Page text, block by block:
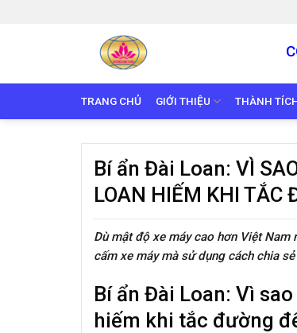
TRANG CHỦ GIỚI THIỆU THÀNH
Bí ẩn Đài Loan: VÌ
LOAN HIẾM KHI TẮC
Dù mật độ xe máy cao hơn Việt
cấm xe máy mà sử dụng cách chia
Bí ẩn Đài Loan: Vì
hiếm khi tắc đường